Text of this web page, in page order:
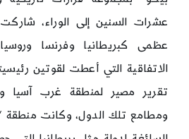
عشرات السنين إلى الوراء،
عظمى كبريطانيا وفرنسا
الاتفاقية التي أعطت لقوتين
تقرير مصير لمنطقة غرب آسيا
ومطامع تلك الدول، وكانت منطقة